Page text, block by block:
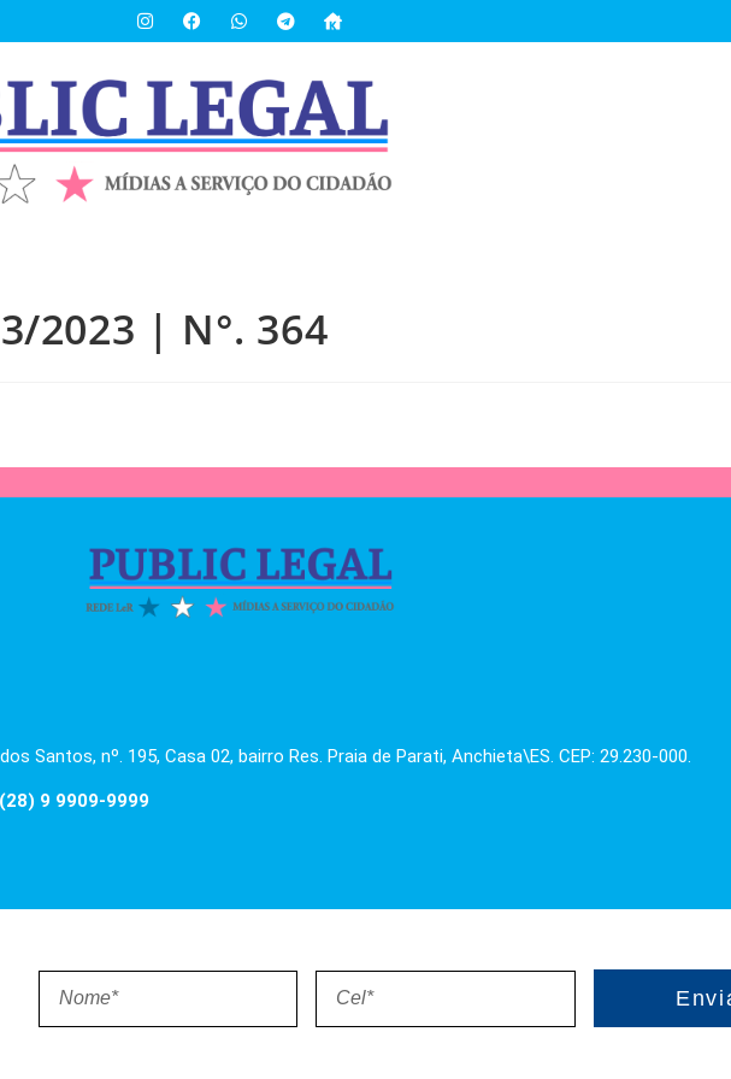
2023 | N°. 364
Santos, nº. 195, Casa 02, bairro Res. Praia de Parati, Anchieta\ES. CEP: 29.230-000.
9 9909-9999